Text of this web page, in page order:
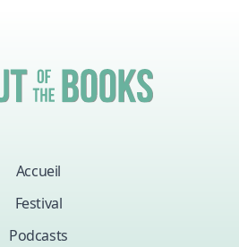
Accueil
Festival
Podcasts